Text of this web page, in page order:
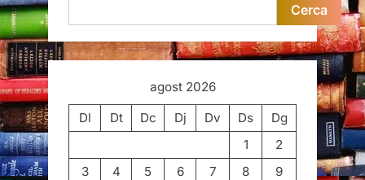
Cerca
agost 2026
Dl
Dt Dc Dj Dv Ds
Dg
1
2
3
4 5 6 7 8
9